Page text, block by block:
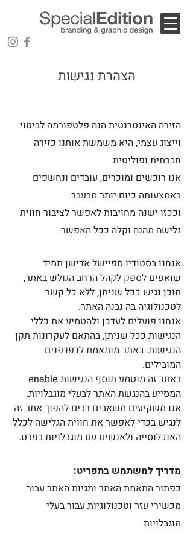
הצהרת נגישות
הזירה האינטרנטית הנה פלטפורמה לביטוי
וייצוג עצמי, היא משמשת אותנו כזירה
חברתית ופוליטית.
אנו רוכשים ומוכרים, עובדים ונחשפים
באמצעותה כיום יותר מבעבר.
וככזו ישנה מחויבות לאפשר לציבור חווית
גלישה מהנה וקלה ככל האפשר.
אנחנו בסטודיו ספיישל אדישן תמיד
שואפים לספק לקהל הרחב הגולש באתר,
תוכן נגיש ככל שניתן, ללא כל קשר
לטכנולוגיה בה נבנה האתר.
אנחנו פועלים לעדכן ולהטמיע את כללי
הנגישות ככל שניתן, בהתאם לעקרונות תקן
הנגישות. באתר מותאמת לדפדפנים
המובילים.
באתר זה מוטמע תוסף הנגישות enable
המסייע בהנגשת האתר לבעלי מוגבלויות.
אנו משקיעים משאבים רבים להפוך אתר זה
לנגיש בכדי לאפשר את חווית הגלישה לכלל
האוכלוסייה ולאנשים עם מוגבלויות בפרט.
מדריך למשתמש בתפריט:
כפתור התאמת האתר ותגיות האתר עבור
מכשירי עזר וטכנולוגיות עבור בעלי
מוגבלויות